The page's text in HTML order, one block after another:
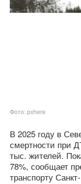
Фото: pxhere
В 2025 году в
смертности при
тыс. жителей.
78%, сообщает
транспорту